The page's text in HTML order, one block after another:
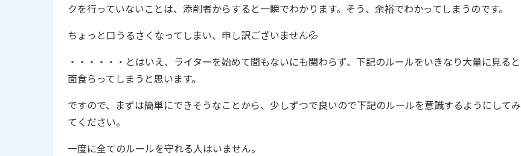
クを行っていないことは、添削者からすると一瞬でわかります。そう、余裕でわかってしまうのです。
ちょっと口うるさくなってしまい、申し訳ございません💦
・・・・・・とはいえ、ライターを始めて間もないにも関わらず、下記のルールをいきなり大量に見ると
面食らってしまうと思います。
ですので、まずは簡単にできそうなことから、少しずつで良いので下記のルールを意識するようにしてみ
てください。
一度に全てのルールを守れる人はいません。